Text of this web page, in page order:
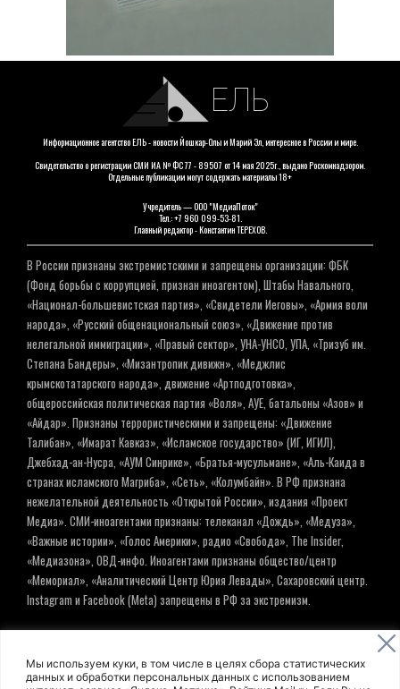
Мы используем куки, в том числе в целях сбора статистических
данных и обработки персональных данных с использованием
ЕЛЬ
Информационное агентство ЕЛЬ - новости Йошкар-Олы и Марий Эл, интересное в России и мире.
Свидетельство о регистрации СМИ ИА № ФС 77 - 89507 от 14 мая 2025г., выдано Роскомнадзором.
Отдельные публикации могут содержать материалы 18+
Учредитель — ООО "МедиаПоток"
Тел.: +7 960 099-53-81.
Главный редактор - Константин ТЕРЕХОВ.
В России признаны экстремистскими и запрещены организации: ФБК
(Фонд борьбы с коррупцией, признан иноагентом), Штабы Навального,
«Национал-большевистская партия», «Свидетели Иеговы», «Армия воли
народа», «Русский общенациональный союз», «Движение против
нелегальной иммиграции», «Правый сектор», УНА-УНСО, УПА, «Тризуб им.
Степана Бандеры», «Мизантропик дивижн», «Меджлис
крымскотатарского народа», движение «Артподготовка»,
общероссийская политическая партия «Воля», АУЕ, батальоны «Азов» и
«Айдар». Признаны террористическими и запрещены: «Движение
Талибан», «Имарат Кавказ», «Исламское государство» (ИГ, ИГИЛ),
Джебхад-ан-Нусра, «АУМ Синрике», «Братья-мусульмане», «Аль-Каида в
странах исламского Магриба», «Сеть», «Колумбайн». В РФ признана
нежелательной деятельность «Открытой России», издания «Проект
Медиа». СМИ-иноагентами признаны: телеканал «Дождь», «Медуза»,
«Важные истории», «Голос Америки», радио «Свобода», The Insider,
«Медиазона», ОВД-инфо. Иноагентами признаны общество/центр
«Мемориал», «Аналитический Центр Юрия Левады», Сахаровский центр.
Instagram и Facebook (Metа) запрещены в РФ за экстремизм.
© ИНФОРМАЦИОННОЕ АГЕНТСТВО ЕЛЬ